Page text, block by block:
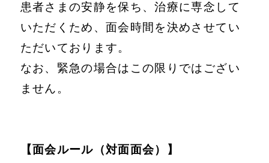
患者さまの安静を保ち、治療に専念して
いただくため、面会時間を決めさせてい
ただいております。
なお、緊急の場合はこの限りではござい
ません。
【面会ルール（対面面会）】